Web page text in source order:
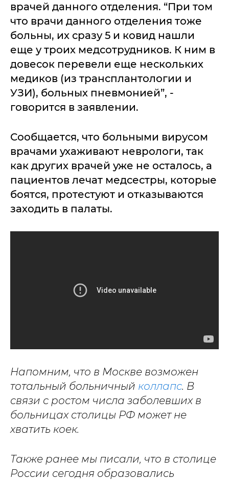
врачей данного отделения. “При том
что врачи данного отделения тоже
больны, их сразу 5 и ковид нашли
еще у троих медсотрудников. К ним в
довесок перевели еще нескольких
медиков (из трансплантологии и
УЗИ), больных пневмонией”, -
говорится в заявлении.
Сообщается, что больными вирусом
врачами ухаживают неврологи, так
как других врачей уже не осталось, а
пациентов лечат медсестры, которые
боятся, протестуют и отказываются
заходить в палаты.
Напомним, что в Москве возможен
тотальный больничный коллапс. В
связи с ростом числа заболевших в
больницах столицы РФ может не
хватить коек.
Также ранее мы писали, что в столице
России сегодня образовались